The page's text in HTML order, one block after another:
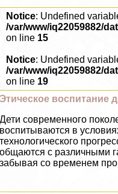
Notice: Undefined
/var/www/iq22059882/
on line 15
Notice: Undefined
/var/www/iq22059882/
on line 19
Этическое воспитание
Дети современного
воспитываются в
технологического
общаются с различными
забывая со временем